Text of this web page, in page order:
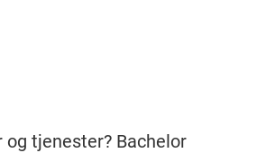
tjenester? Bachelor